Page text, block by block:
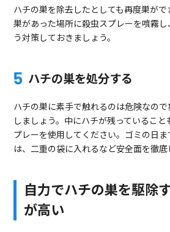
ハチの巣を除去したとしても再度巣がで
巣があった場所に殺虫スプレーを噴霧
う対策しておきましょう。
ハチの巣を処分する
ハチの巣に素手で触れるのは危険なの
しましょう。中にハチが残っているこ
プレーを使用してください。ゴミの日
は、二重の袋に入れるなど安全面を徹底
自力でハチの巣を駆除
が高い